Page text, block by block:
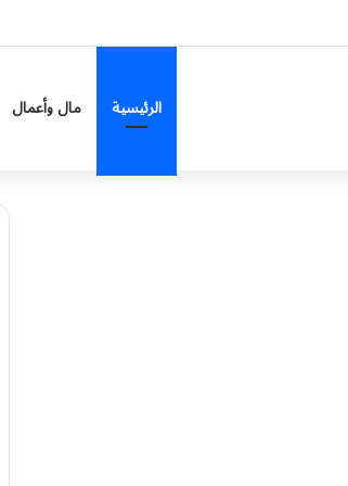
الرئيسية مال وأعمال